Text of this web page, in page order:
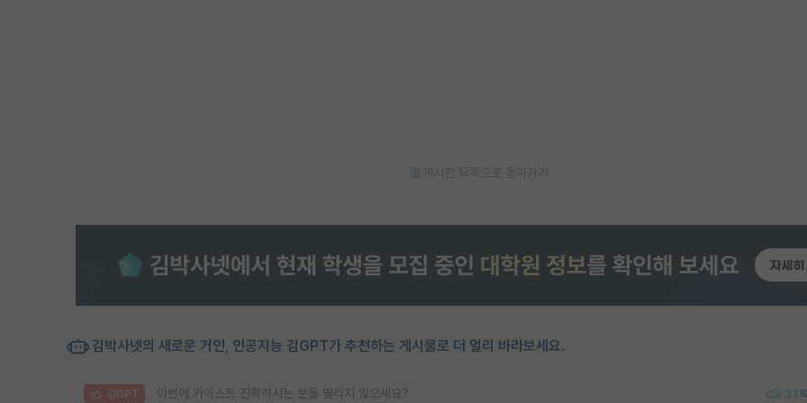
게시판 목록으로 돌아가기
김박사넷의 새로운 거인, 인공지능 김GPT가 추천하는 게시물로 더 멀리 바라보세요.
김GPT 이번에 카이스트 진학하시는 분들 떨리지 않으세요? 33